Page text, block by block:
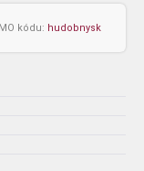
kódu: hudobnysk